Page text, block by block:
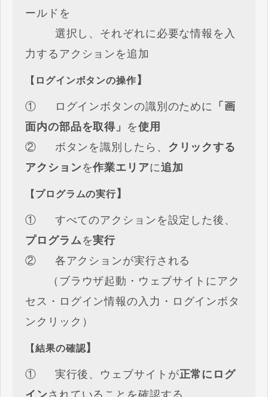
ールドを
選択し、それぞれに必要な情報を入
力するアクションを追加
【ログインボタンの操作 】
① ログインボタンの識別のために 「画
面内の部品を取得」 を使用
② ボタンを識別したら、 クリックする
アクション を作業エリアに追加
【プログラムの実行】
① すべてのアクションを設定した後、
プログラムを実行
② 各アクションが実行される
（ブラウザ起動・ウェブサイトにアク
セス・ログイン情報の入力・ログインボタ
ンクリック）
【結果の確認】
① 実行後、ウェブサイトが正常にログ